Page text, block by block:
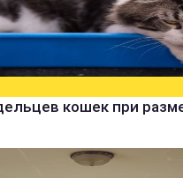
кошек при